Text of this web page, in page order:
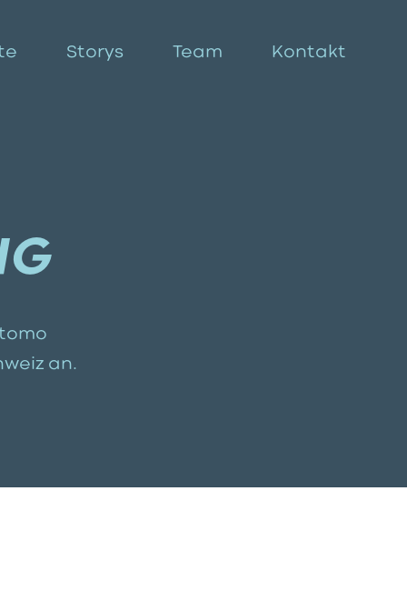
Storys Team Kontakt
an.